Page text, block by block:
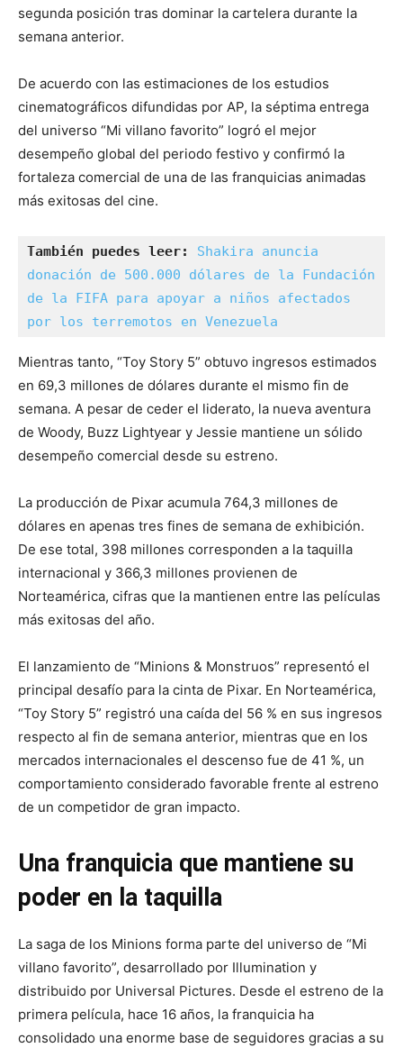
segunda posición tras dominar la cartelera durante la
semana anterior.
De acuerdo con las estimaciones de los estudios
cinematográficos difundidas por AP, la séptima entrega
del universo “Mi villano favorito” logró el mejor
desempeño global del periodo festivo y confirmó la
fortaleza comercial de una de las franquicias animadas
más exitosas del cine.
También puedes leer:
Shakira anuncia
donación de 500.000 dólares de la Fundación
de la FIFA para apoyar a niños afectados
por los terremotos en Venezuela
Mientras tanto, “Toy Story 5” obtuvo ingresos estimados
en 69,3 millones de dólares durante el mismo fin de
semana. A pesar de ceder el liderato, la nueva aventura
de Woody, Buzz Lightyear y Jessie mantiene un sólido
desempeño comercial desde su estreno.
La producción de Pixar acumula 764,3 millones de
dólares en apenas tres fines de semana de exhibición.
De ese total, 398 millones corresponden a la taquilla
internacional y 366,3 millones provienen de
Norteamérica, cifras que la mantienen entre las películas
más exitosas del año.
El lanzamiento de “Minions & Monstruos” representó el
principal desafío para la cinta de Pixar. En Norteamérica,
“Toy Story 5” registró una caída del 56 % en sus ingresos
respecto al fin de semana anterior, mientras que en los
mercados internacionales el descenso fue de 41 %, un
comportamiento considerado favorable frente al estreno
de un competidor de gran impacto.
Una franquicia que mantiene su
poder en la taquilla
La saga de los Minions forma parte del universo de “Mi
villano favorito”, desarrollado por Illumination y
distribuido por Universal Pictures. Desde el estreno de la
primera película, hace 16 años, la franquicia ha
consolidado una enorme base de seguidores gracias a su